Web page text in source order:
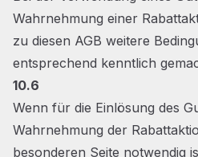
Wahrnehmung einer
zu diesen AGB weitere
entsprechend kenntlich
10.6
Wenn für die Einlösung des
Wahrnehmung der
besonderen Seite notwendig